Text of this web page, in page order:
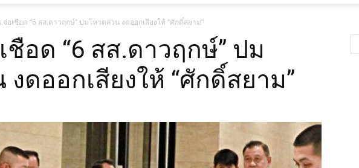
อเชือด “6 สส.ดาวฤกษ์” ปมโหวตสวน งดออกเสียงให้ “ศักดิ์สยาม”
อด “6 สส.ดาวฤกษ์” ปม
ดออกเสียงให้ “ศักดิ์สยาม”